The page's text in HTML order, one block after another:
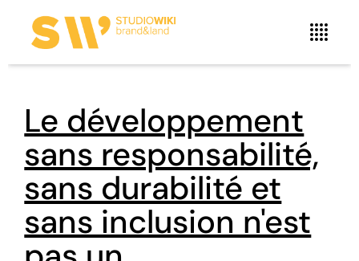
Le développement
sans responsabilité,
sans durabilité et
sans inclusion n'est